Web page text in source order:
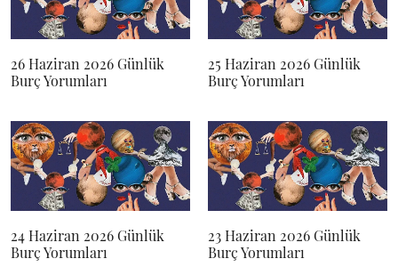
26 Haziran 2026 Günlük
Burç Yorumları
25 Haziran 2026 Günlük
Burç Yorumları
24 Haziran 2026 Günlük
Burç Yorumları
23 Haziran 2026 Günlük
Burç Yorumları